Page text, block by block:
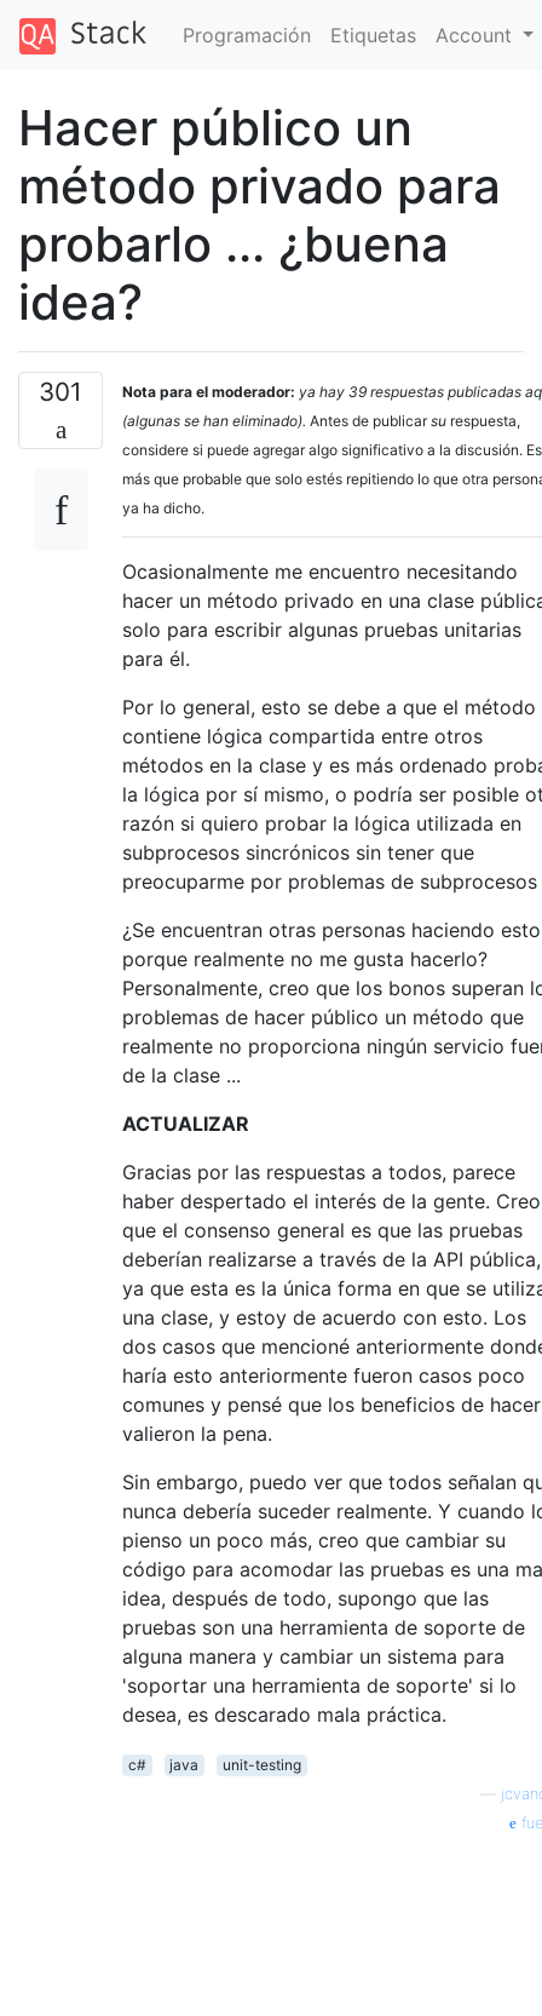
Programación Etiquetas Account
Hacer público un
método privado para
probarlo ... ¿buena
idea?
301 Nota para el moderador: ya hay 39 respuestas publicadas
(algunas se han eliminado). Antes de publicarsu respuesta,
considere si puede agregar algo significativo a la discusión. Es
más que probable que solo estés repitiendo lo que otra
ya ha dicho.
Ocasionalmente me encuentro necesitando
hacer un método privado en una clase
solo para escribir algunas pruebas unitarias
para él.
Por lo general, esto se debe a que el método
contiene lógica compartida entre otros
métodos en la clase y es más ordenado
la lógica por sí mismo, o podría ser posible
razón si quiero probar la lógica utilizada en
subprocesos sincrónicos sin tener que
preocuparme por problemas de subprocesos
¿Se encuentran otras personas haciendo
porque realmente no me gusta hacerlo?
Personalmente, creo que los bonos superan
problemas de hacer público un método que
realmente no proporciona ningún servicio
de la clase ...
ACTUALIZAR
Gracias por las respuestas a todos, parece
haber despertado el interés de la gente. Creo
que el consenso general es que las pruebas
deberían realizarse a través de la API pública,
ya que esta es la única forma en que se
una clase, y estoy de acuerdo con esto. Los
dos casos que mencioné anteriormente
haría esto anteriormente fueron casos poco
comunes y pensé que los beneficios de
valieron la pena.
Sin embargo, puedo ver que todos señalan
nunca debería suceder realmente. Y cuando
pienso un poco más, creo que cambiar su
código para acomodar las pruebas es una
idea, después de todo, supongo que las
pruebas son una herramienta de soporte de
alguna manera y cambiar un sistema para
'soportar una herramienta de soporte' si lo
desea, es descarado mala práctica.
c# java
unit-testing